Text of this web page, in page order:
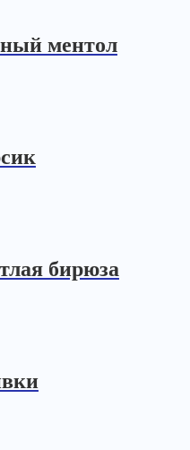
ментол
бирюза